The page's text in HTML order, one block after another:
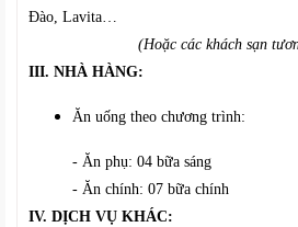
Đào, Lavita…
(Hoặc các khách sạn
III. NHÀ HÀNG:
Ăn uống theo chương trình:
- Ăn phụ: 04 bữa sáng
- Ăn chính: 07 bữa chính
IV. DỊCH VỤ KHÁC: